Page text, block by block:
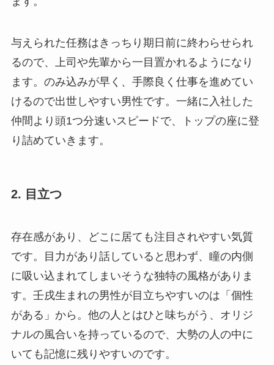
与えられた任務はきっちり期日前に終わらせられ
るので、上司や先輩から一目置かれるようになり
ます。のみ込みが早く、手際良く仕事を進めてい
けるので出世しやすい男性です。一緒に入社した
仲間より頭1つ分速いスピードで、トップの座に登
り詰めていきます。
2. 目立つ
存在感があり、どこに居ても注目されやすい気質
です。目力があり話していると思わず、瞳の内側
に吸い込まれてしまいそうな独特の風格がありま
す。壬戌生まれの男性が目立ちやすいのは「個性
がある」から。他の人とはひと味ちがう、オリジ
ナルの風合いを持っているので、大勢の人の中に
いても記憶に残りやすいのです。